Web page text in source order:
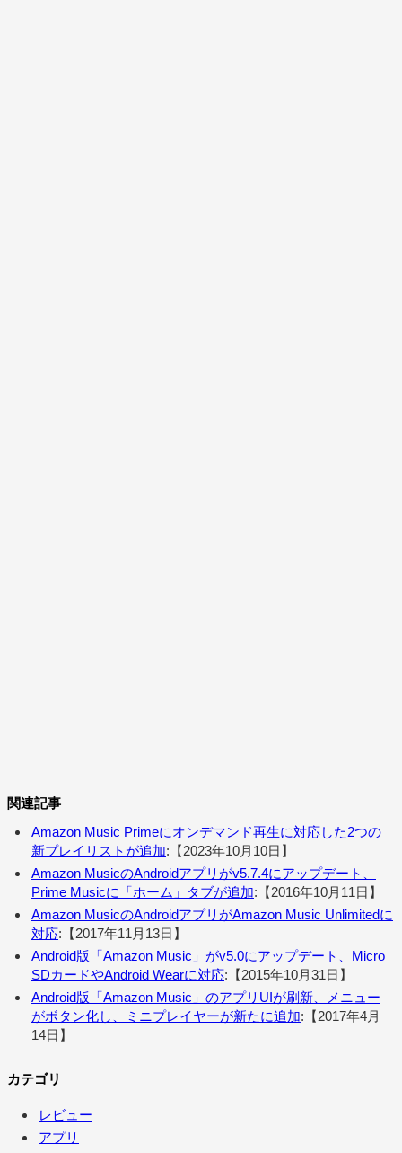
関連記事
Amazon Music Primeにオンデマンド再生に対応した2つの
新プレイリストが追加:【2023年10月10日】
Amazon MusicのAndroidアプリがv5.7.4にアップデート、
Prime Musicに「ホーム」タブが追加:【2016年10月11日】
Amazon MusicのAndroidアプリがAmazon Music Unlimitedに
対応:【2017年11月13日】
Android版「Amazon Music」がv5.0にアップデート、Micro
SDカードやAndroid Wearに対応:【2015年10月31日】
Android版「Amazon Music」のアプリUIが刷新、メニュー
がボタン化し、ミニプレイヤーが新たに追加:【2017年4月
14日】
カテゴリ
レビュー
アプリ